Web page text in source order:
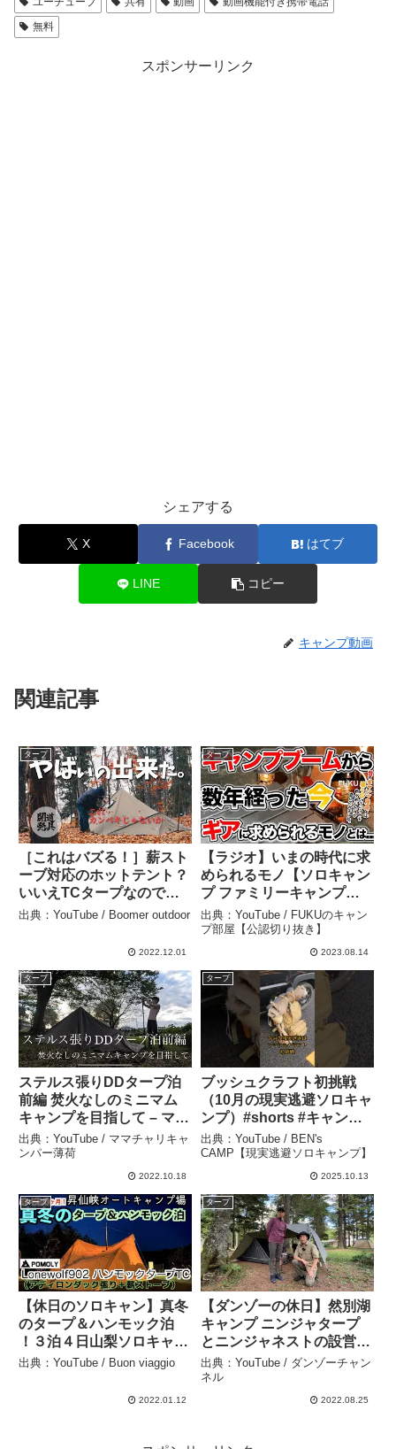
無料
スポンサーリンク
シェアする
X Facebook はてブ
LINE コピー
キャンプ動画
関連記事
タープ
［これはバズる！］薪スト
ーブ対応のホットテント？
いいえTCタープなのです
［キャンプギア］ –
出典：YouTube / Boomer outdoor
2022.12.01
タープ
【ラジオ】いまの時代に求
められるモノ【ソロキャン
プ ファミリーキャンプ】 –
FUKUのキャンプ部屋【公
認切り抜き】
出典：YouTube / FUKUのキャン
プ部屋【公認切り抜き】
2023.08.14
タープ
ステルス張りDDタープ泊
前編 焚火なしのミニマム
キャンプを目指して – ママ
チャリキャンパー薄荷
出典：YouTube / ママチャリキャ
ンパー薄荷
2022.10.18
タープ
ブッシュクラフト初挑戦
（10月の現実逃避ソロキャ
ンプ）#shorts #キャンプ
#camping #ソロキャンプ
#タープ泊 #ブッシュクラ
フト #ハクスバーナ #天空
ド – BEN’s CAMP【現実
逃避ソロキャンプ】
出典：YouTube / BEN's
CAMP【現実逃避ソロキャンプ】
2025.10.13
タープ
【休日のソロキャン】真冬
のタープ＆ハンモック泊
！３泊４日山梨ソロキャン
ツアーの２泊目。オープン
のキャンプ場、そこで
出典：YouTube / Buon viaggio
2022.01.12
タープ
【ダンゾーの休日】然別湖
キャンプ ニンジャタープ
とニンジャネストの設営レ
イアウト – ダンゾーチャン
ネル
出典：YouTube / ダンゾーチャン
ネル
2022.08.25